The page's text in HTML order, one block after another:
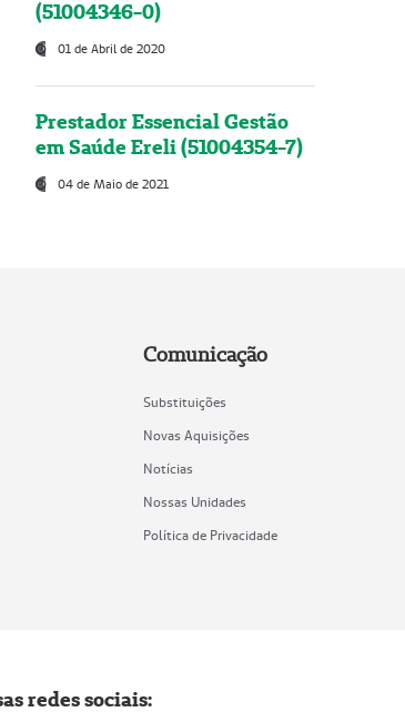
(51004346-0)
01 de Abril de 2020
Prestador Essencial Gestão
em Saúde Ereli (51004354-7)
04 de Maio de 2021
Comunicação
Substituições
Novas Aquisições
Notícias
Nossas Unidades
Política de Privacidade
redes sociais: